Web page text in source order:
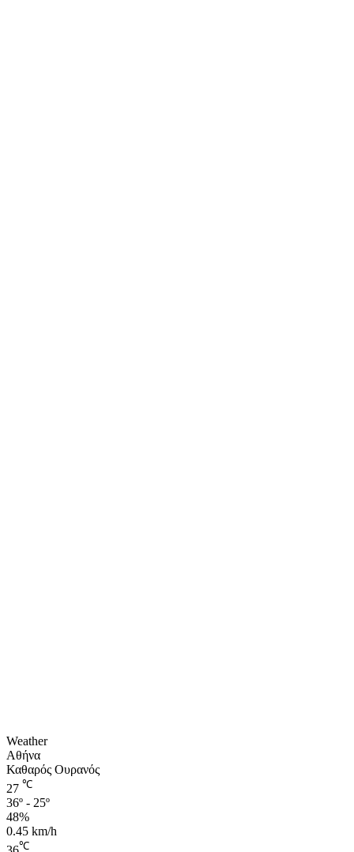
Weather
Αθήνα
Καθαρός Ουρανός
27 ℃
36º - 25º
48%
0.45 km/h
℃